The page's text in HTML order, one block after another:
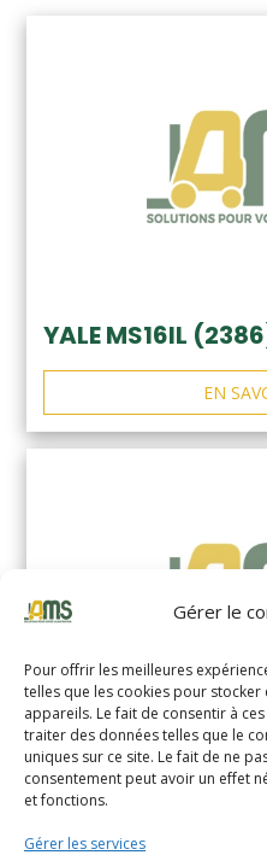
Gérer le
Pour offrir les meilleures
telles que les cookies pour
appareils. Le fait de consentir à
traiter des données telles que le
uniques sur ce site. Le fait de ne
consentement peut avoir un effet
et fonctions.
Gérer les services
YALE MS16IL
EN
YALE MS14XIL